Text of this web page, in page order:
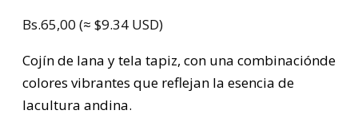
Bs.65,00 (≈ $9.34 USD)
Cojín de lana y tela tapiz, con una combinaciónde
colores vibrantes que reflejan la esencia de
lacultura andina.